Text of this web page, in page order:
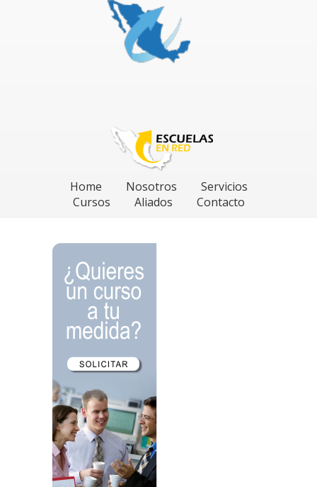
Home Nosotros
Servicios
Cursos
Aliados Contacto